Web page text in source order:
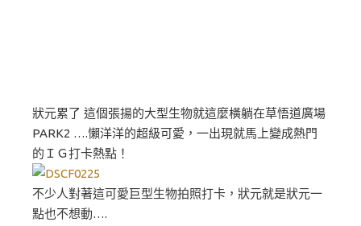
狀元累了 這個張揚的大型生物就這麼橫躺在草悟道廣場
PARK2 ….懶洋洋的超級可愛，一出現就馬上變成熱門
的ＩＧ打卡熱點！
不少人對著這可愛巨型生物拍照打卡，狀元就是狀元一
點也不想動….